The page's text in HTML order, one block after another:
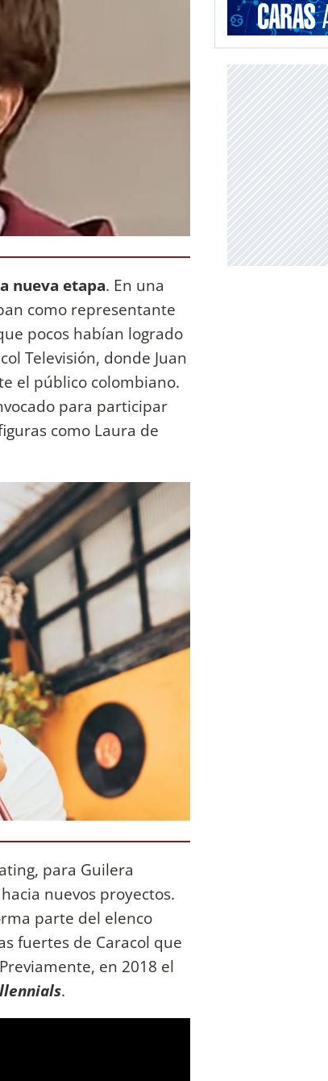
nueva etapa. En una
como representante
pocos habían logrado
Televisión, donde Juan
el público colombiano.
para participar
como Laura de
para Guilera
nuevos proyectos.
parte del elenco
fuertes de Caracol que
en 2018 el
.